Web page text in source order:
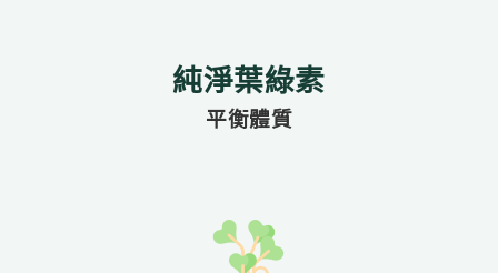
純淨葉綠素
平衡體質